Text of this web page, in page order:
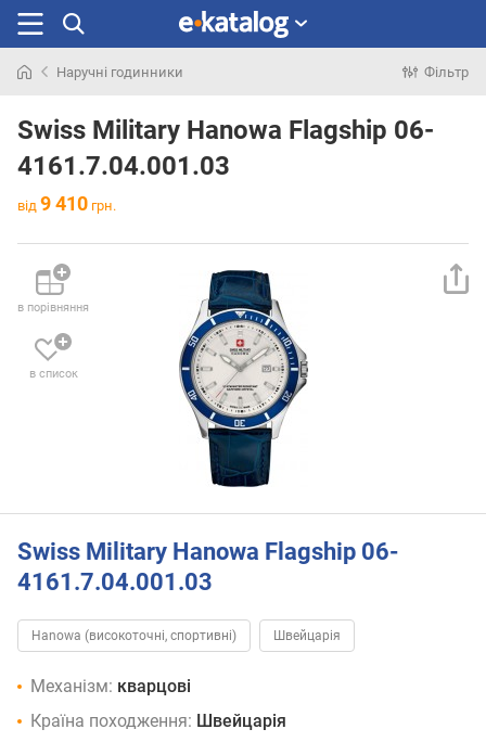
раніше
Наручні годинники Фільтр
Swiss Military Hanowa Flagship 06-
4161.7.04.001.03
від 9 410 грн.
в порівняння
в список
Swiss Military Hanowa Flagship 06-
4161.7.04.001.03
Hanowa (високоточні, спортивні) Швейцарія
Механізм: кварцові
Країна походження: Швейцарія